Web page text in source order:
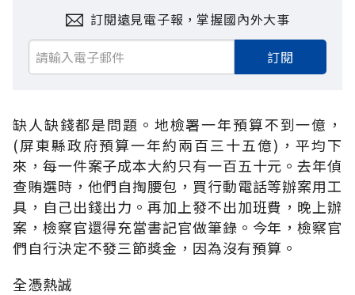
訂閱遠見電子報，掌握國內外大事
訂閱
缺人缺錢都是問題。地檢署一年預算不到一億，
(屏東縣政府預算一年約兩百三十五億)，平均下
來，每一件案子成本大約只有一百五十元。去年偵
查賄選時，他們自掏腰包，買行動電話等辦案用工
具，自己出錢出力。再加上發不出加班費，晚上辦
案，檢察官還得充當書記官做筆錄。今年，檢察官
們自行決定不發三節獎金，因為沒有預算。
全憑熱誠